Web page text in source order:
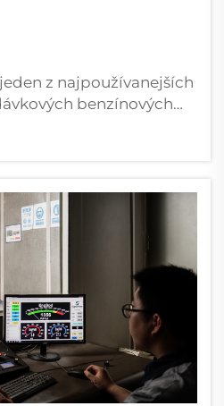
z najpoužívanejších
benzínových
vozidlách BMW, ako aj
značky Mini a v 2,0-
s vysokým nájazdom
B48...